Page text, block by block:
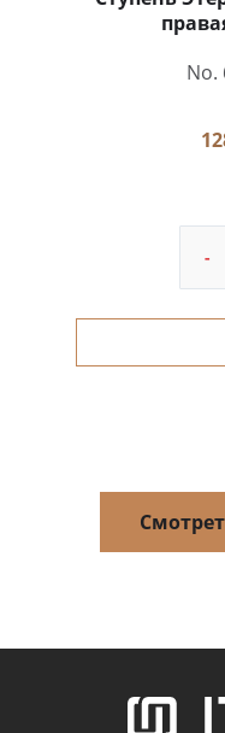
No.
-